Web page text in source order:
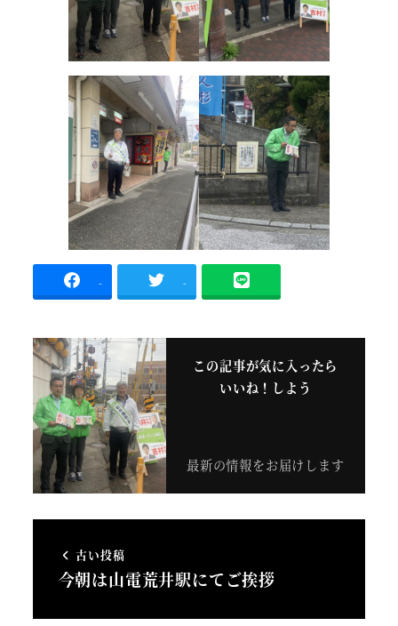
- -
この記事が気に入ったら
いいね！しよう
最新の情報をお届けします
古い投稿
今朝は山電荒井駅にてご挨拶